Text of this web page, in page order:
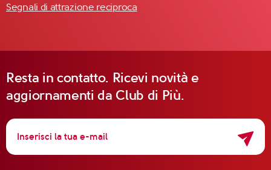
Segnali di attrazione reciproca
Resta in contatto. Ricevi novità e
aggiornamenti da Club di Più.